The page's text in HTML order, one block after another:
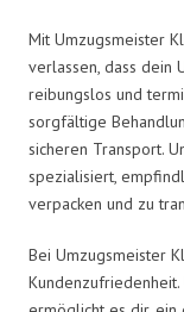
Mit Umzugsmeister
verlassen, dass dein
reibungslos und
sorgfältige
sicheren Transport.
spezialisiert,
verpacken und zu
Bei Umzugsmeister